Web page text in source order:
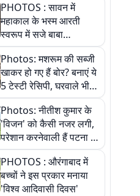
PHOTOS : सावन में
महाकाल के भस्म आरती
स्वरूप में सजे बाबा
औघड़दानी, तस्वीरों में करें
अद्भुत दर्शन
Photos: मशरूम की सब्जी
खाकर हो गए हैं बोर? बनाएं ये
5 टेस्टी रेसिपी, घरवाले भी
मांगेंगे बार-बार
Photos: नीतीश कुमार के
'विजन' को कैसी नजर लगी,
परेशान करनेवाली हैं पटना में
गंगा घाट की ये 11 तस्वीरें
PHOTOS : औरंगाबाद में
बच्चों ने इस प्रकार मनाया
'विश्व आदिवासी दिवस'